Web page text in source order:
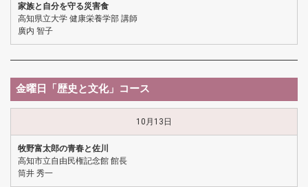
家族と自分を守る災害食
高知県立大学 健康栄養学部 講師
廣内 智子
金曜日「歴史と文化」コース
10月13日
牧野富太郎の青春と佐川
高知市立自由民権記念館 館長
筒井 秀一